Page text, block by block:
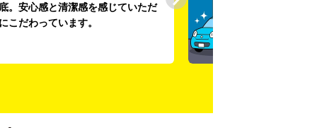
。安心感と清潔感を感じていただ
こだわっています。